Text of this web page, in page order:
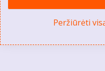
Peržiūrėti